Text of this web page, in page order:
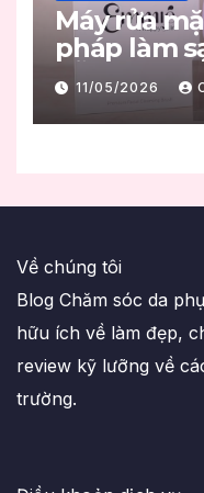
Máy rửa
pháp làm
dẫn sử
11/05/2026
Về chúng tôi
Blog Chăm sóc da
hữu ích về làm đẹp,
review kỹ lưỡng về
trường.